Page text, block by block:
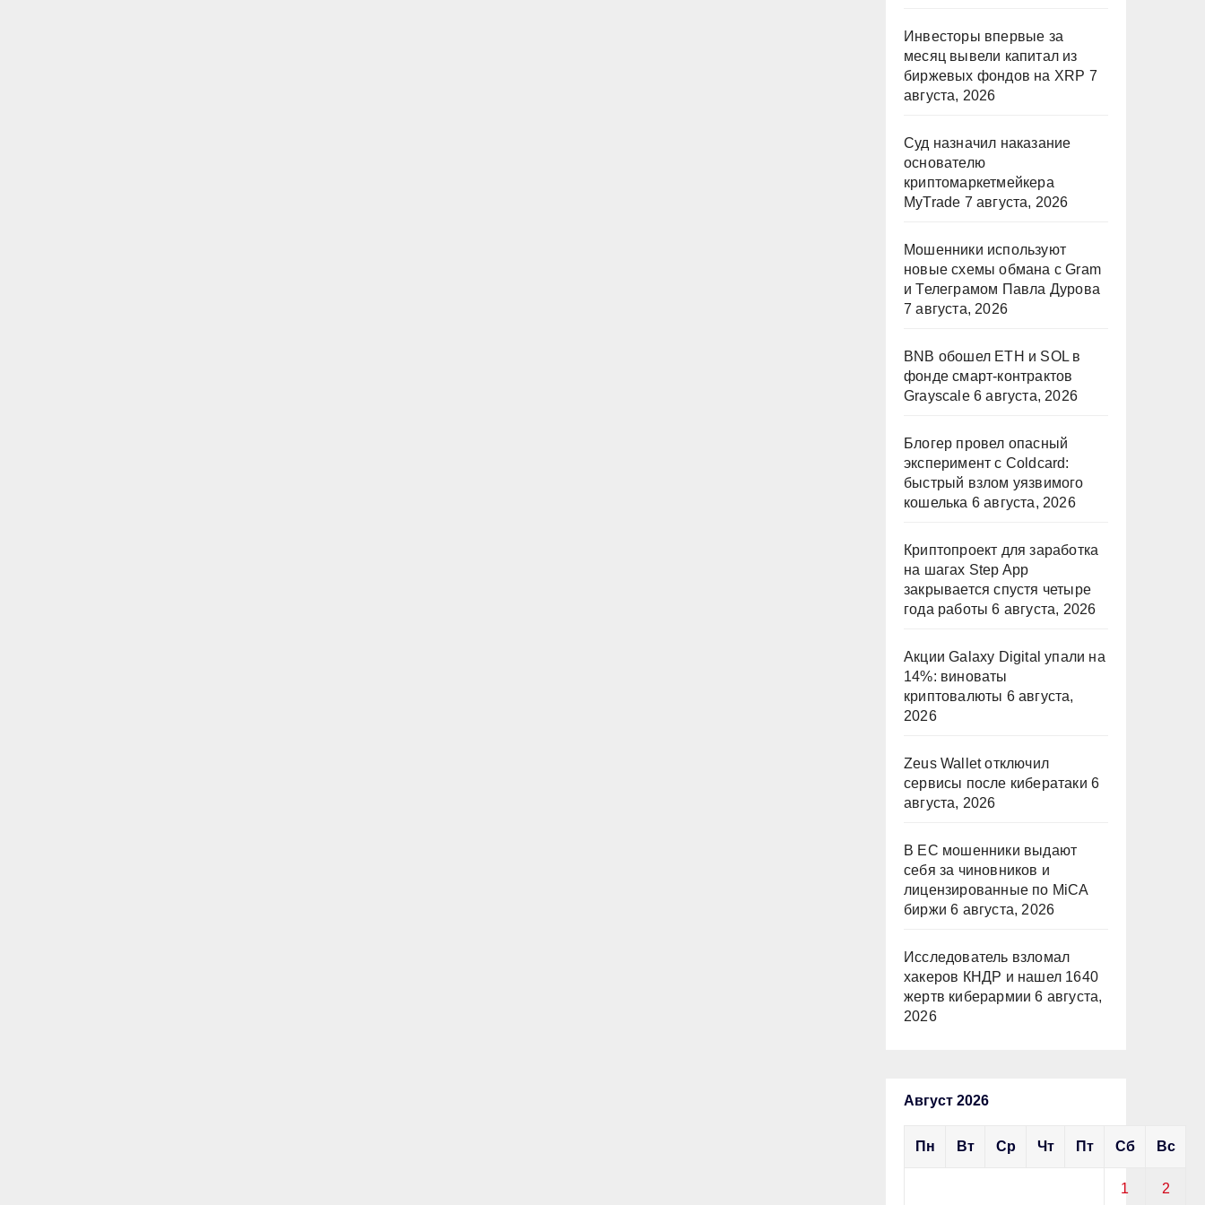
Инвесторы впервые за
месяц вывели капитал из
биржевых фондов на XRP 7
августа, 2026
Суд назначил наказание
основателю
криптомаркетмейкера
MyTrade 7 августа, 2026
Мошенники используют
новые схемы обмана с Gram
и Телеграмом Павла Дурова
7 августа, 2026
BNB обошел ETH и SOL в
фонде смарт-контрактов
Grayscale 6 августа, 2026
Блогер провел опасный
эксперимент с Coldcard:
быстрый взлом уязвимого
кошелька 6 августа, 2026
Криптопроект для заработка
на шагах Step App
закрывается спустя четыре
года работы 6 августа, 2026
Акции Galaxy Digital упали на
14%: виноваты
криптовалюты 6 августа,
2026
Zeus Wallet отключил
сервисы после кибератаки 6
августа, 2026
В ЕС мошенники выдают
себя за чиновников и
лицензированные по MiCA
биржи 6 августа, 2026
Исследователь взломал
хакеров КНДР и нашел 1640
жертв киберармии 6 августа,
2026
Август 2026
Пн Вт Ср Чт Пт Сб Вс
1 2